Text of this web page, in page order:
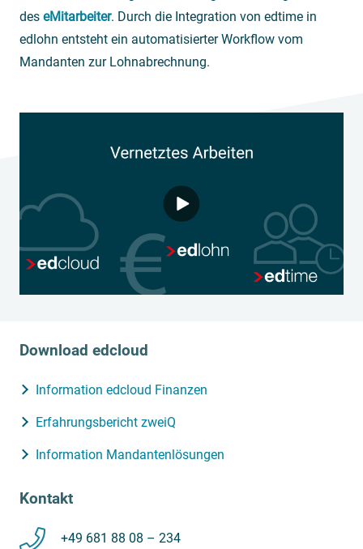
des eMitarbeiter. Durch die Integration von edtime in
edlohn entsteht ein automatisierter Workflow vom
Mandanten zur Lohnabrechnung.
Download edcloud
Information edcloud Finanzen
Erfahrungsbericht zweiQ
Information Mandantenlösungen
Kontakt
+49 681 88 08 – 234